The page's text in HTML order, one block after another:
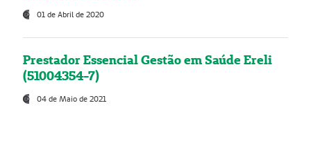
01 de Abril de 2020
Prestador Essencial Gestão em Saúde Ereli
(51004354-7)
04 de Maio de 2021